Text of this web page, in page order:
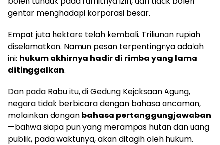
gentar menghadapi korporasi besar.
Empat juta hektare telah kembali. Triliunan rupiah
diselamatkan. Namun pesan terpentingnya adalah
ini: hukum akhirnya hadir di rimba yang lama
ditinggalkan.
Dan pada Rabu itu, di Gedung Kejaksaan Agung,
negara tidak berbicara dengan bahasa ancaman,
melainkan dengan bahasa pertanggungjawaban
—bahwa siapa pun yang merampas hutan dan uang
publik, pada waktunya, akan ditagih oleh hukum.